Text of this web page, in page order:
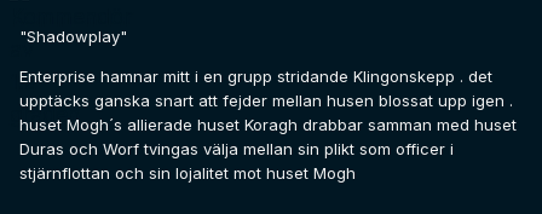
"Shadowplay"
Enterprise hamnar mitt i en grupp stridande Klingonskepp . det
upptäcks ganska snart att fejder mellan husen blossat upp igen .
huset Mogh´s allierade huset Koragh drabbar samman med huset
Duras och Worf tvingas välja mellan sin plikt som officer i
stjärnflottan och sin lojalitet mot huset Mogh